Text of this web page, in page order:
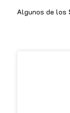
Algunos de los